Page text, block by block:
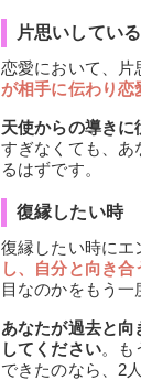
片思いしてい
恋愛において、片
が相手に伝わり恋
天使からの導きに
すぎなくても、あ
るはずです。
復縁したい時
復縁したい時にエ
し、自分と向き合
目なのかをもう一
あなたが過去と
してください。も
できたのなら、2